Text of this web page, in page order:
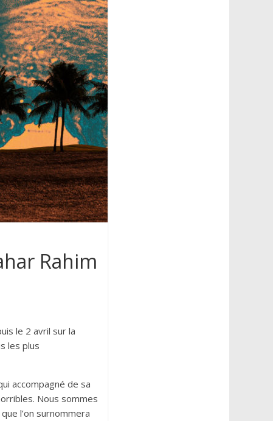
Rahim
le 2 avril sur la
les plus
accompagné de sa
Nous sommes
l’on surnommera